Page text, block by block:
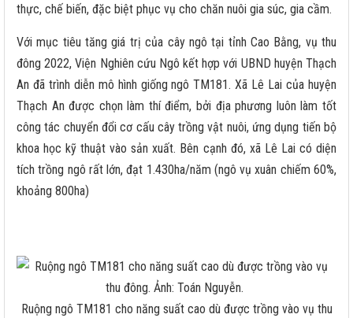
thực, chế biến, đặc biệt phục vụ cho chăn nuôi gia súc, gia cầm.
Với mục tiêu tăng giá trị của cây ngô tại tỉnh Cao Bằng, vụ thu
đông 2022, Viện Nghiên cứu Ngô kết hợp với UBND huyện Thạch
An đã trình diễn mô hình giống ngô TM181. Xã Lê Lai của huyện
Thạch An được chọn làm thí điểm, bởi địa phương luôn làm tốt
công tác chuyển đổi cơ cấu cây trồng vật nuôi, ứng dụng tiến bộ
khoa học kỹ thuật vào sản xuất. Bên cạnh đó, xã Lê Lai có diện
tích trồng ngô rất lớn, đạt 1.430ha/năm (ngô vụ xuân chiếm 60%,
khoảng 800ha)
Ruộng ngô TM181 cho năng suất cao dù được trồng vào vụ thu